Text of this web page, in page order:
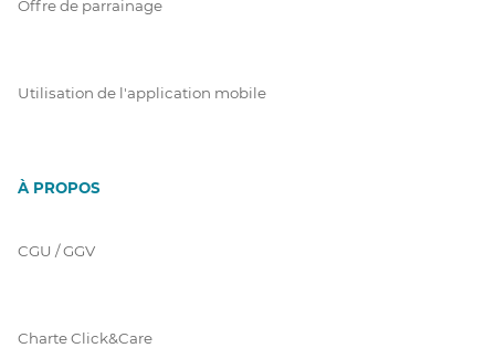
Offre de parrainage
Utilisation de l'application mobile
À PROPOS
CGU / GGV
Charte Click&Care